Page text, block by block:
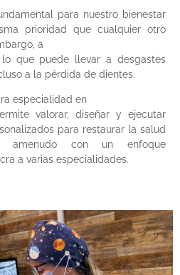
para nuestro bienestar
prioridad que cualquier otro
a
que puede llevar a desgastes
a la pérdida de dientes.
especialidad en
valorar, diseñar y ejecutar
para restaurar la salud
amenudo con un enfoque
a varias especialidades.